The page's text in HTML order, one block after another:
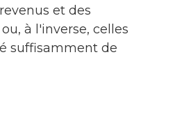
et des
à l'inverse, celles
suffisamment de